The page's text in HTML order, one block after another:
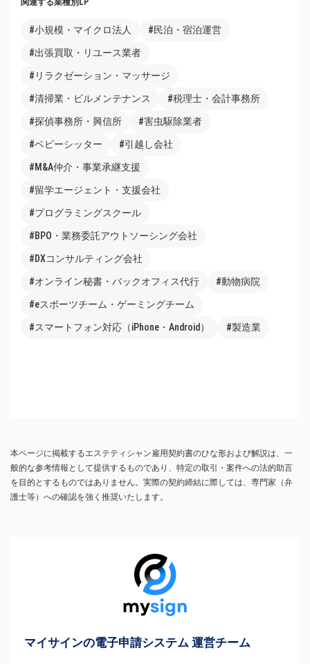
#小規模・マイクロ法人 #民泊・宿泊運営
#出張買取・リユース業者
#リラクゼーション・マッサージ
#清掃業・ビルメンテナンス #税理士・会計事務所
#探偵事務所・興信所 #害虫駆除業者
#ベビーシッター #引越し会社
#M&A仲介・事業承継支援
#留学エージェント・支援会社
#プログラミングスクール
#BPO・業務委託アウトソーシング会社
#DXコンサルティング会社
#オンライン秘書・バックオフィス代行 #動物病院
#eスポーツチーム・ゲーミングチーム
#スマートフォン対応（iPhone・Android） #製造業
本ページに掲載するエステティシャン雇用契約書のひな形および解説は、一
般的な参考情報として提供するものであり、特定の取引・案件への法的助言
を目的とするものではありません。実際の契約締結に際しては、専門家（弁
護士等）への確認を強く推奨いたします。
マイサインの電子申請システム 運営チーム